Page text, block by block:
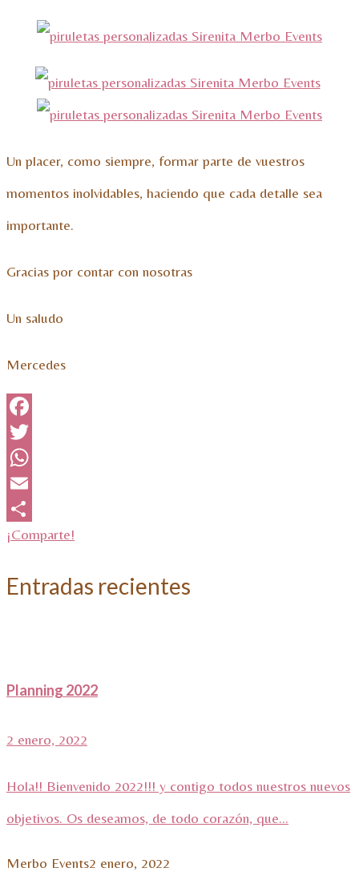
Un placer, como siempre, formar parte de vuestros
momentos inolvidables, haciendo que cada detalle sea
importante.
Gracias por contar con nosotras
Un saludo
Mercedes
Facebook
Twitter
WhatsApp
Email
¡Comparte!
Entradas recientes
Planning 2022
2 enero, 2022
Hola!! Bienvenido 2022!!! y contigo todos nuestros nuevos
objetivos. Os deseamos, de todo corazón, que...
Merbo Events2 enero, 2022